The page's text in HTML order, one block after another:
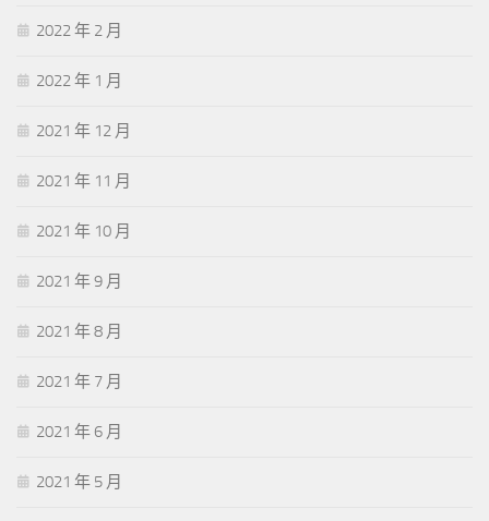
2022 年 2 月
2022 年 1 月
2021 年 12 月
2021 年 11 月
2021 年 10 月
2021 年 9 月
2021 年 8 月
2021 年 7 月
2021 年 6 月
2021 年 5 月